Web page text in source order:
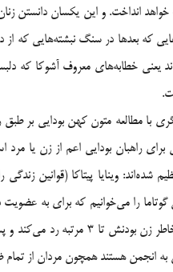
انداخت. و اين يكسان دانستن
يعني خطابه‌هاي معروف آشوكا كه
با مطالعه متون كهن بودايي بر
كه در 3 كتاب تنظيم شده‌اند: وينايا پيتاكا
گوتاما را مي‌خوانيم كه براي به
اما بودا درخواست وي را به
انجمن هستند همچون مردان از